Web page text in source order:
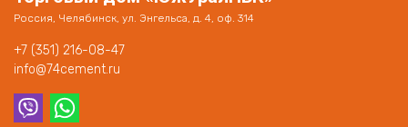
Россия, Челябинск, ул. Энгельса, д. 4, оф. 314
+7 (351) 216-08-47
info@74cement.ru